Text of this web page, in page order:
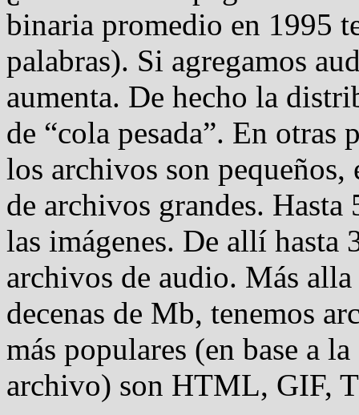
binaria promedio en 1995
palabras). Si agregamos
aumenta. De hecho la
de “cola pesada”. En otras
los archivos son
de archivos grandes.
las imágenes. De allí hasta
archivos de audio. Más
decenas de Mb, tenemos
más populares (en base a
archivo) son HTML, GIF,